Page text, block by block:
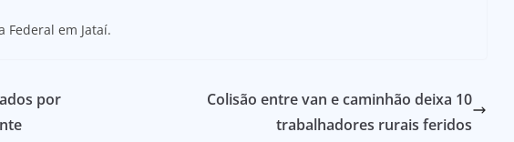
Federal em Jataí.
por
Colisão entre van e caminhão deixa 10
trabalhadores rurais feridos